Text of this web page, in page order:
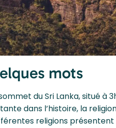
mots
du Sri Lanka, situé à
dans l’histoire, la
religions présentent